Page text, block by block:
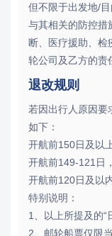
但不限于出发地/
与其相关的防控措
断、医疗援助、检
轮公司及乙方的责
退改规则
若因出行人原因要
如下：
开航前150日及以
开航前149-121日
开航前120日及以
特别说明：
1、以上所提及的“
2、邮轮船票仅限